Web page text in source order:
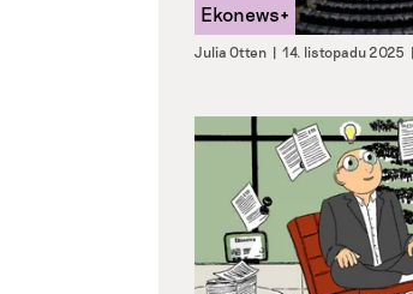
Julia Otten | 14. listopadu 2025 |